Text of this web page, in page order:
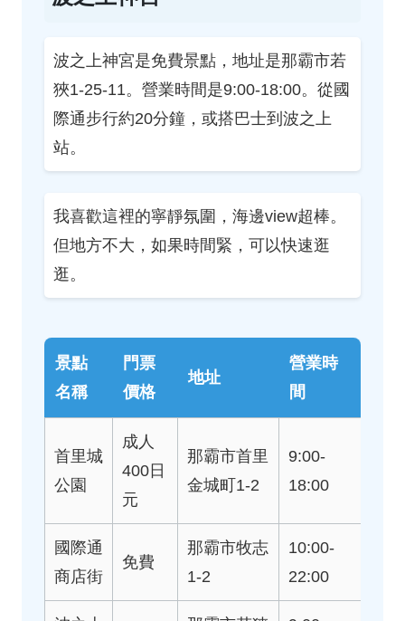
波之上神宮是免費景點，地址是那霸市若
狹1-25-11。營業時間是9:00-18:00。從國
際通步行約20分鐘，或搭巴士到波之上
站。
我喜歡這裡的寧靜氛圍，海邊view超棒。
但地方不大，如果時間緊，可以快速逛
逛。
景點
名稱
門票
價格
地址
營業時
間
首里城
公園
成人
400日
元
那霸市首里
金城町1-2
9:00-
18:00
國際通
商店街
免費
那霸市牧志
1-2
10:00-
22:00